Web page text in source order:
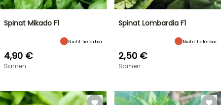
Spinat Mikado F1
Nicht lieferbar
4,90 €
Samen
Spinat Lombardia F1
Nicht lieferbar
2,50 €
Samen